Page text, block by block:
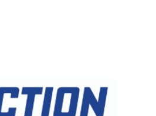
les flux en amont des plateformes
Est et Sud-Ouest.